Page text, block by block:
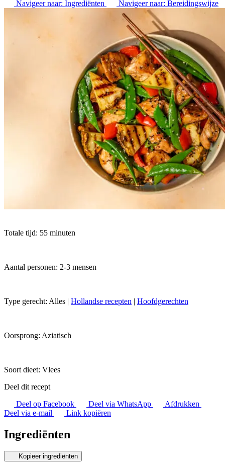
Navigeer naar: Ingrediënten Navigeer naar: Bereidingswijze
Totale tijd: 55 minuten
Aantal personen: 2-3 mensen
Type gerecht: Alles | Hollandse recepten | Hoofdgerechten
Oorsprong: Aziatisch
Soort dieet: Vlees
Deel dit recept
Deel op Facebook
Deel via WhatsApp
Afdrukken
Deel via e-mail
Link kopiëren
Ingrediënten
Kopieer ingrediënten